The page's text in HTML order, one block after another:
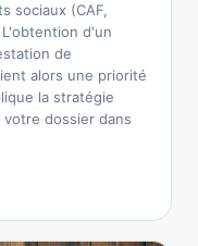
sociaux (CAF,
d'un
de
alors une priorité
la stratégie
dossier dans